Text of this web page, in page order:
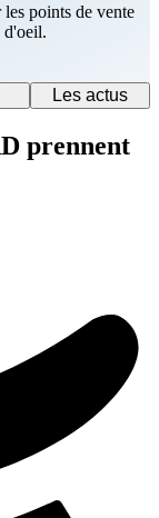
points de vente
Les actus
prennent